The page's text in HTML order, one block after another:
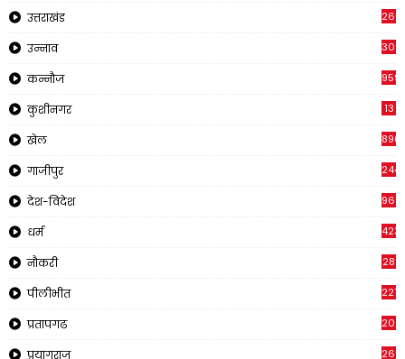
उत्तराखंड
उन्नाव 308
कन्नौज 959
कुशीनगर 13
खेल 896
गाजीपुर 244
देश-विदेश 961
धर्म 423
नौकरी 28
पीलीभीत 2218
प्रतापगढ
प्रयागराज 269